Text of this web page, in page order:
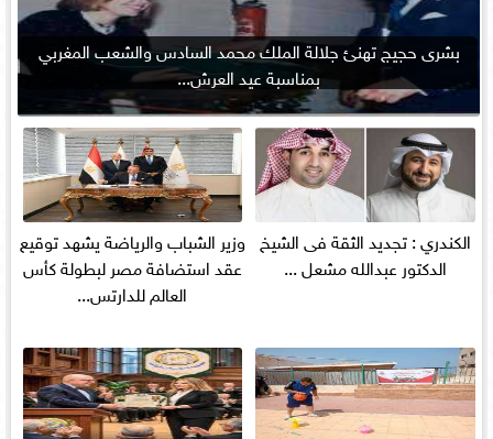
بشرى حجيج تهنئ جلالة الملك محمد السادس والشعب المغربي
بمناسبة عيد العرش...
الكندري : تجديد الثقة فى الشيخ
الدكتور عبدالله مشعل ...
وزير الشباب والرياضة يشهد توقيع
عقد استضافة مصر لبطولة كأس
العالم للدارتس...